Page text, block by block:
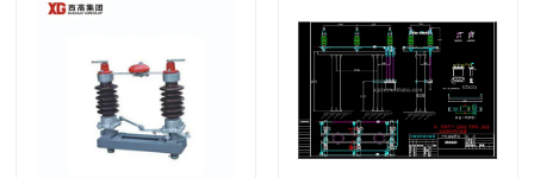
Fabrieksreis